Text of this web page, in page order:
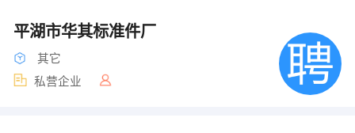
平湖市华其标准件厂
其它
私营企业